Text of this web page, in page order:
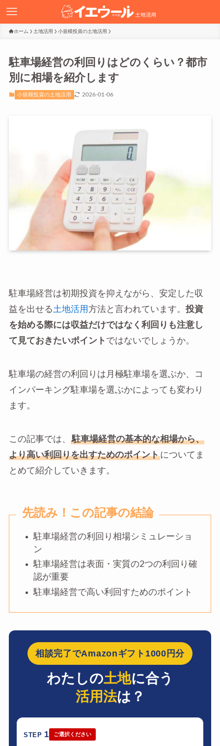
ホーム 土地活用 小規模投資の土地活用
駐車場経営の利回りはどのくらい？都市
別に相場を紹介します
小規模投資の土地活用 2026-01-06
駐車場経営は初期投資を抑えながら、安定した収
益を出せる 土地活用方法と言われています。 投資
を始める際には収益だけではなく利回りも注意し
て見ておきたいポイント ではないでしょうか。
駐車場の経営の利回りは月極駐車場を選ぶか、コ
インパーキング駐車場を選ぶかによっても変わり
ます。
この記事では、
駐車場経営の基本的な相場から、
より高い利回りを出すためのポイントについてま
とめて紹介していきます。
先読み！この記事の結論
駐車場経営の利回り相場シミュレーショ
ン
駐車場経営は表面・実質の2つの利回り確
認が重要
駐車場経営で高い利回すためのポイント
相談完了でAmazonギフト1000円分
わたしの土地に合う
活用法は？
STEP 1 ご選択ください